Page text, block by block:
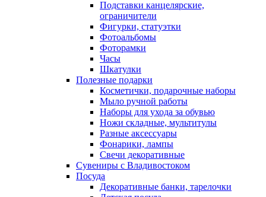
Подставки канцелярские,
ограничители
Фигурки, статуэтки
Фотоальбомы
Фоторамки
Часы
Шкатулки
Полезные подарки
Косметички, подарочные наборы
Мыло ручной работы
Наборы для ухода за обувью
Ножи складные, мультитулы
Разные аксессуары
Фонарики, лампы
Свечи декоративные
Сувениры с Владивостоком
Посуда
Декоративные банки, тарелочки